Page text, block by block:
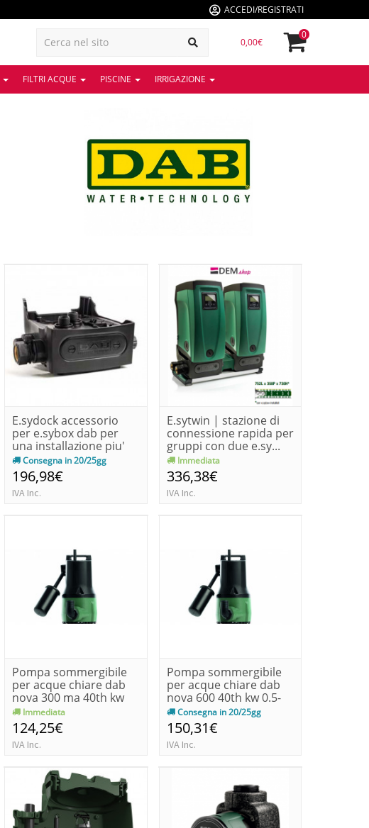
ACCEDI/REGISTRATI
0,00€
0
FILTRI ACQUE PISCINE IRRIGAZIONE
E.sydock accessorio
per e.sybox dab per
una installazione piu'
r...Consegna in 20/25gg
196,98€
IVA Inc.
E.sytwin | stazione di
connessione rapida per
gruppi con due e.sy...
Immediata
336,38€
IVA Inc.
Pompa sommergibile
per acque chiare dab
nova 300 ma 40th kw
0.5-h...
Immediata
124,25€
IVA Inc.
Pompa sommergibile
per acque chiare dab
nova 600 40th kw 0.5-
hp 0...
Consegna in 20/25gg
150,31€
IVA Inc.